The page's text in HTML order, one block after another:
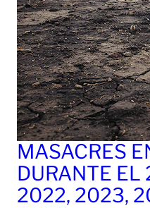
MASACRES
DURANTE
2022, 2023,